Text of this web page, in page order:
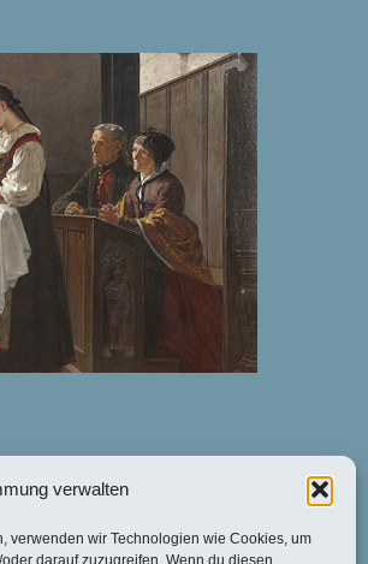
verwalten
verwenden wir Technologien wie Cookies, um
darauf zuzugreifen. Wenn du diesen
bis 17:00h